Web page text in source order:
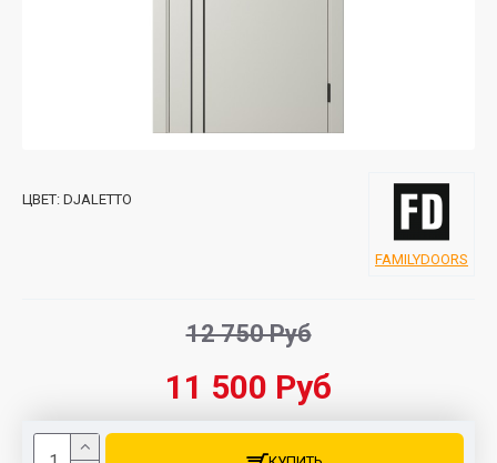
12 750 Руб
11 500 Руб
ЦВЕТ: DJALETTO
FAMILYDOORS